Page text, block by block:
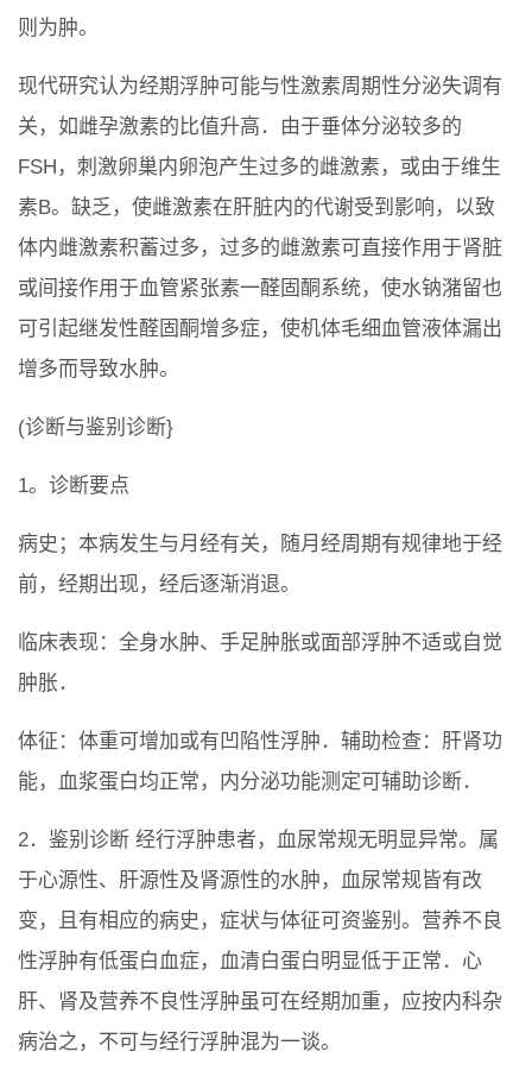
则为肿。
现代研究认为经期浮肿可能与性激素周期性分泌失调有
关，如雌孕激素的比值升高．由于垂体分泌较多的
FSH，刺激卵巢内卵泡产生过多的雌激素，或由于维生
素B。缺乏，使雌激素在肝脏内的代谢受到影响，以致
体内雌激素积蓄过多，过多的雌激素可直接作用于肾脏
或间接作用于血管紧张素一醛固酮系统，使水钠潴留也
可引起继发性醛固酮增多症，使机体毛细血管液体漏出
增多而导致水肿。
(诊断与鉴别诊断}
1。诊断要点
病史；本病发生与月经有关，随月经周期有规律地于经
前，经期出现，经后逐渐消退。
临床表现：全身水肿、手足肿胀或面部浮肿不适或自觉
肿胀．
体征：体重可增加或有凹陷性浮肿．辅助检查：肝肾功
能，血浆蛋白均正常，内分泌功能测定可辅助诊断．
2．鉴别诊断 经行浮肿患者，血尿常规无明显异常。属
于心源性、肝源性及肾源性的水肿，血尿常规皆有改
变，且有相应的病史，症状与体征可资鉴别。营养不良
性浮肿有低蛋白血症，血清白蛋白明显低于正常．心
肝、肾及营养不良性浮肿虽可在经期加重，应按内科杂
病治之，不可与经行浮肿混为一谈。